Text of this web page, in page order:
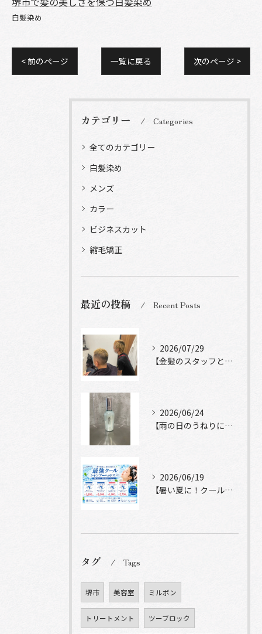
白髪染め
< 前のページ 一覧に戻る 次のページ >
カテゴリー Categories
全てのカテゴリー
白髪染め
メンズ
カラー
ビジネスカット
縮毛矯正
最近の投稿 Recent Posts
2026/07/29
【金髪のスタッフと常連様ショット】
2026/06/24
【雨の日のうねりにストレートロック】
2026/06/19
【暑い夏に！クールシャンプーヘッドスパ】
タグ Tags
堺市 美容室 ミルボン
トリートメント ツーブロック